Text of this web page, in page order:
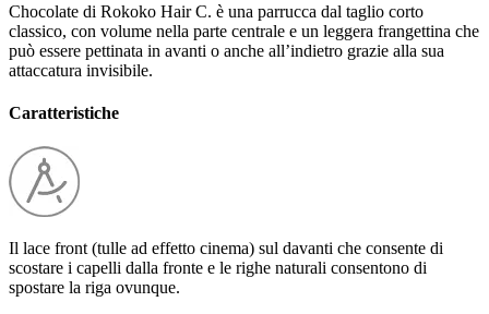
Chocolate di Rokoko Hair C. è una parrucca dal taglio corto
classico, con volume nella parte centrale e un leggera frangettina che
può essere pettinata in avanti o anche all’indietro grazie alla sua
attaccatura invisibile.
Caratteristiche
Il lace front (tulle ad effetto cinema) sul davanti che consente di
scostare i capelli dalla fronte e le righe naturali consentono di
spostare la riga ovunque.